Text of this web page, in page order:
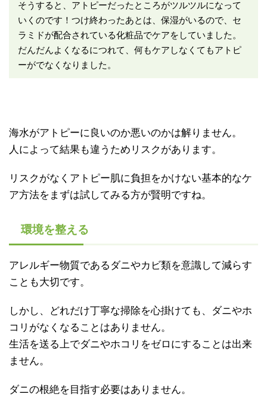
そうすると、アトピーだったところがツルツルになって
いくのです！つけ終わったあとは、保湿がいるので、セ
ラミドが配合されている化粧品でケアをしていました。
だんだんよくなるにつれて、何もケアしなくてもアトピ
ーがでなくなりました。
海水がアトピーに良いのか悪いのかは解りません。
人によって結果も違うためリスクがあります。
リスクがなくアトピー肌に負担をかけない基本的なケ
ア方法をまずは試してみる方が賢明ですね。
環境を整える
アレルギー物質であるダニやカビ類を意識して減らす
ことも大切です。
しかし、どれだけ丁寧な掃除を心掛けても、ダニやホ
コリがなくなることはありません。
生活を送る上でダニやホコリをゼロにすることは出来
ません。
ダニの根絶を目指す必要はありません。